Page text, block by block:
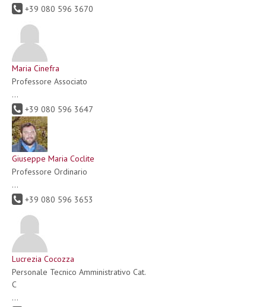
+39 080 596 3670
Maria Cinefra
Professore Associato
...
+39 080 596 3647
Giuseppe Maria Coclite
Professore Ordinario
...
+39 080 596 3653
Lucrezia Cocozza
Personale Tecnico Amministrativo Cat.
C
...